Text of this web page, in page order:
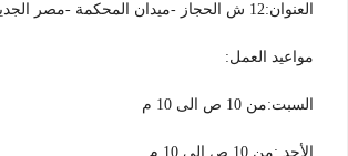
العنوان:12 ش الحجاز -ميدان المحكمة -مصر الجديدة
مواعيد العمل:
السبت:من 10 ص الى 10 م
الأحد :من 10 ص الى 10 م